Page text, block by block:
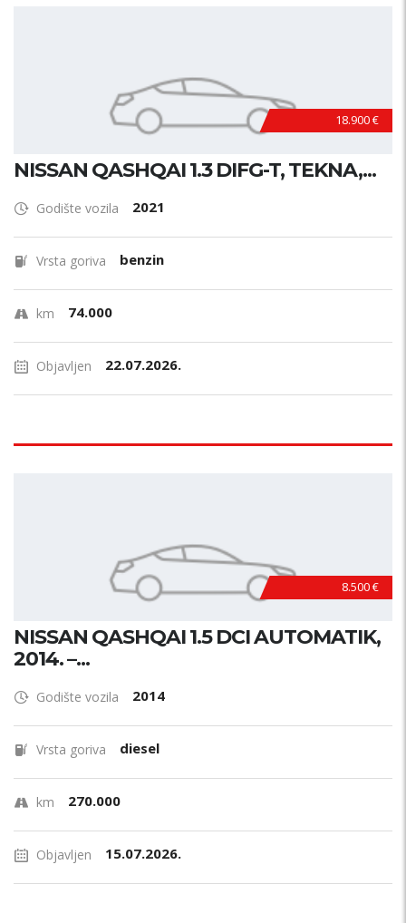
18.900 €
NISSAN QASHQAI 1.3 DIFG-T, TEKNA,...
Godište vozila 2021
Vrsta goriva benzin
km 74.000
Objavljen 22.07.2026.
8.500 €
NISSAN QASHQAI 1.5 DCI AUTOMATIK,
2014. –...
Godište vozila 2014
Vrsta goriva diesel
km 270.000
Objavljen 15.07.2026.